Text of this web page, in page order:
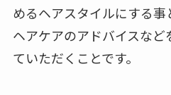
めるヘアスタイルにする
ヘアケアのアドバイスな
ていただくことです。